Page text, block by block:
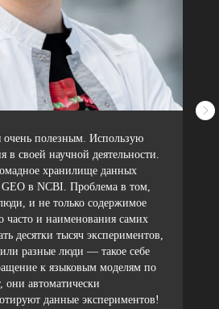
очень полезным. Использую
в своей научной деятельности.
хранилище данных
в NCBI. Проблема в том,
и не только содержимое
часто и наименования самих
десятки тысяч экспериментов,
разные люди — такое себе
к языковым моделям по
они автоматически
данные экспериментов!